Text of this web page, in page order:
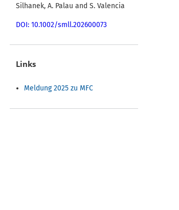
Silhanek, A. Palau and S. Valencia
DOI: 10.1002/smll.202600073
Links
Meldung 2025 zu MFC